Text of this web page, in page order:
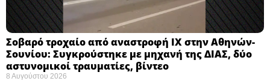
Σοβαρό τροχαίο από αναστροφή ΙΧ στην Αθηνών-
Σουνίου: Συγκρούστηκε με μηχανή της ΔΙΑΣ, δύο
αστυνομικοί τραυματίες, βίντεο
8 Αυγούστου 2026